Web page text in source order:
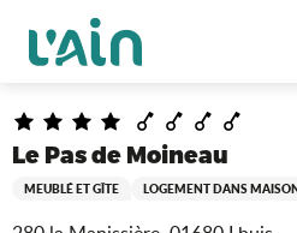
contenu
Accueil Le Pas de Moineau
Le Pas de Moineau
MEUBLÉ ET GÎTE LOGEMENT DANS